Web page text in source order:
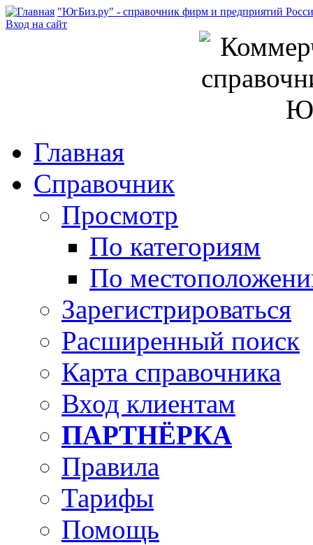
"ЮгБиз.ру" - справочник фирм и предприятий
Вход на сайт
Главная
Справочник
Просмотр
По категориям
По
Зарегистрироваться
Расширенный поиск
Карта справочника
Вход клиентам
ПАРТНЁРКА
Правила
Тарифы
Помощь